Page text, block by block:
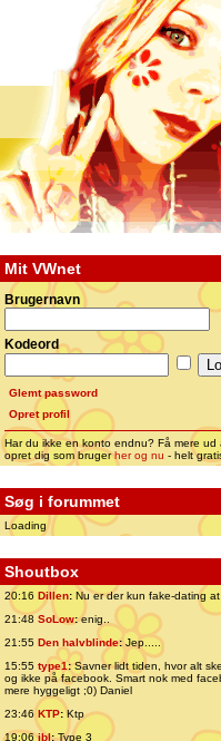
Mit VWnet
Brugernavn
Kodeord
Glemt password
Opret profil
Har du ikke en konto endnu? Få mere ud
opret dig som brugerher og nu - helt
Søg i forummet
Loading
Shoutbox
20:16 Dillen: Nu er der kun fake-dating
21:48 SoLow:enig..
21:55 Den halvblinde:Jep.....
15:55 type1:Savner lidt tiden, hvor alt
og ikke på facebook. Smart nok med
mere hyggeligt ;0) Daniel
23:46 KTP:Ktp
19:06jbl:Type 3